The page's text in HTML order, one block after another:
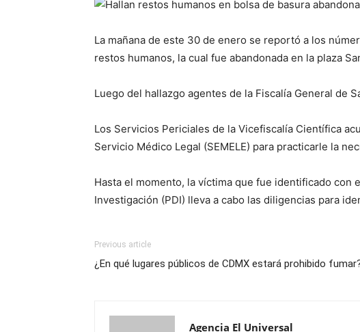
La mañana de este 30 de enero se reportó a los
restos humanos, la cual fue abandonada en la plaza
Luego del hallazgo agentes de la Fiscalía General de
Los Servicios Periciales de la Vicefiscalía Científica
Servicio Médico Legal (SEMELE) para practicarle la
Hasta el momento, la víctima que fue identificado
Investigación (PDI) lleva a cabo las diligencias para
Previous article
¿En qué lugares públicos de CDMX estará prohibido
Agencia El Universal